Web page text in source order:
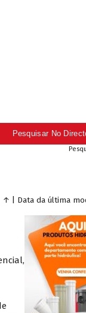
↑ Data da última